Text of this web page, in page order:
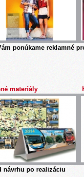
ponúkame reklamné
materiály
návrhu po realizáciu